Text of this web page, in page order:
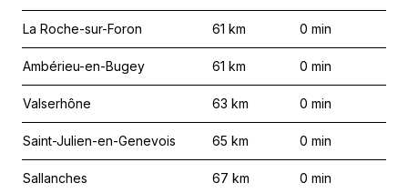
La Roche-sur-Foron 61 km 0 min
Ambérieu-en-Bugey 61 km 0 min
Valserhône 63 km 0 min
Saint-Julien-en-Genevois 65 km 0 min
Sallanches 67 km 0 min